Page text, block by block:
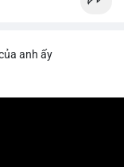
anh ấy